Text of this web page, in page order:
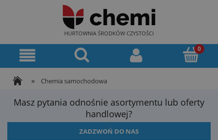
HURTOWNIA ŚRODKÓW CZYSTOŚCI
» Chemia samochodowa
Masz pytania odnośnie asortymentu lub oferty
handlowej?
ZADZWOŃ DO NAS